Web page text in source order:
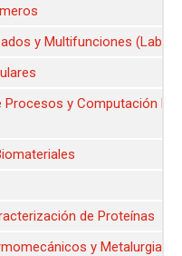
y Multifunciones
y Computación
de Proteínas
y Metalurgia